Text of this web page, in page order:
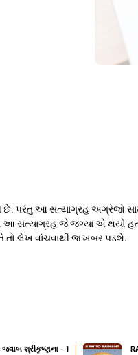
છે. પરંતુ આ સત્યાગ્રહ અંગ્રેજો
આ સત્યાગ્રહ જે જગ્યા એ થયો
તો લેખ વાંચવાથી જ ખબર પડશે.
જવાબ શ્રીકૃષ્ણના - 1